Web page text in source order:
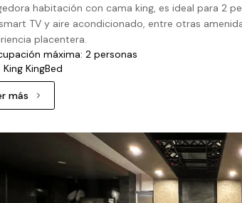
habitación con cama king, es ideal para 2
TV y aire acondicionado, entre otras
placentera.
máxima: 2 personas
King KingBed
más
Ver más: Grand Suite, 1 cama King